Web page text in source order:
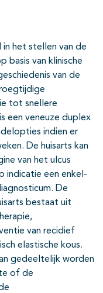
in het stellen van de
basis van klinische
van de
tot snellere
een veneuze duplex
indien er
De huisarts kan
van het ulcus
indicatie een enkel-
De
bestaat uit
van recidief
elastische kous.
gedeeltelijk worden
of de